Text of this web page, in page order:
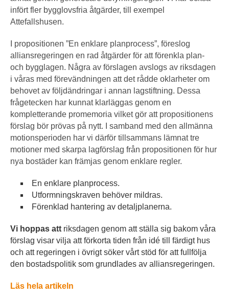
infört fler bygglovsfria åtgärder, till exempel
Attefallshusen.
I propositionen ”En enklare planprocess”, föreslog
alliansregeringen en rad åtgärder för att förenkla plan-
och bygglagen. Några av förslagen avslogs av riksdagen
i våras med förevändningen att det rådde oklarheter om
behovet av följdändringar i annan lagstiftning. Dessa
frågetecken har kunnat klarläggas genom en
kompletterande promemoria vilket gör att propositionens
förslag bör prövas på nytt. I samband med den allmänna
motionsperioden har vi därför tillsammans lämnat tre
motioner med skarpa lagförslag från propositionen för hur
nya bostäder kan främjas genom enklare regler.
En enklare planprocess.
Utformningskraven behöver mildras.
Förenklad hantering av detaljplanerna.
Vi hoppas att riksdagen genom att ställa sig bakom våra
förslag visar vilja att förkorta tiden från idé till färdigt hus
och att regeringen i övrigt söker vårt stöd för att fullfölja
den bostadspolitik som grundlades av alliansregeringen.
Läs hela artikeln